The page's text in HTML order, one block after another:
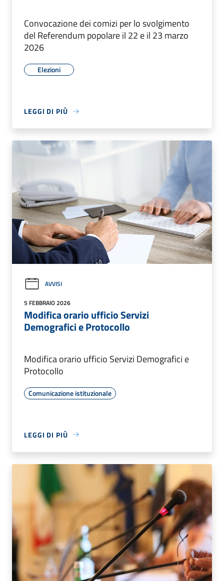
Convocazione dei comizi per lo svolgimento
del Referendum popolare il 22 e il 23 marzo
2026
Elezioni
LEGGI DI PIÙ
AVVISI
5 FEBBRAIO 2026
Modifica orario ufficio Servizi
Demografici e Protocollo
Modifica orario ufficio Servizi Demografici e
Protocollo
Comunicazione istituzionale
LEGGI DI PIÙ